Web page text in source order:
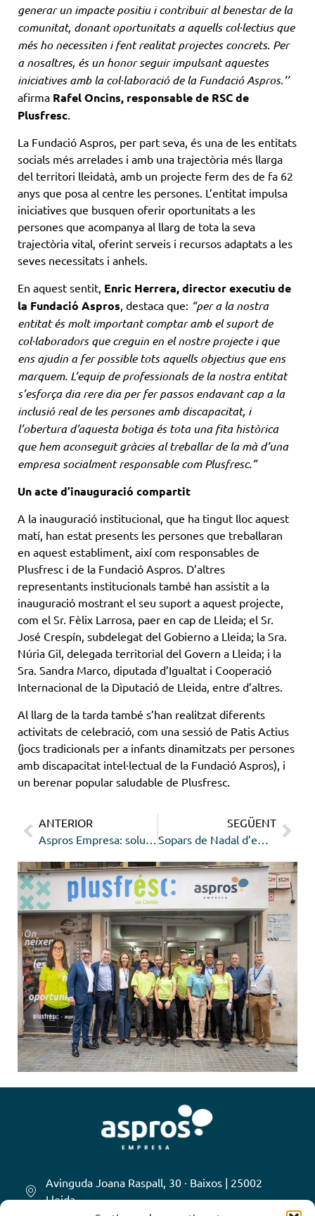
generar un impacte positiu i contribuir al benestar de la
comunitat, donant oportunitats a aquells col·lectius que
més ho necessiten i fent realitat projectes concrets. Per
a nosaltres, és un honor seguir impulsant aquestes
iniciatives amb la col·laboració de la Fundació Aspros.’’
afirma Rafel Oncins, responsable de RSC de
Plusfresc
La Fundació Aspros, per part seva, és una de les entitats
socials més arrelades i amb una trajectòria més llarga
del territori lleidatà, amb un projecte ferm des de fa 62
anys que posa al centre les persones. L’entitat impulsa
iniciatives que busquen oferir oportunitats a les
persones que acompanya al llarg de tota la seva
trajectòria vital, oferint serveis i recursos adaptats a les
seves necessitats i anhels.
En aquest sentit, Enric Herrera, director executiu de
la Fundació Aspros , destaca que: “per a la nostra
entitat és molt important comptar amb el suport de
col·laboradors que creguin en el nostre projecte i que
ens ajudin a fer possible tots aquells objectius que ens
marquem. L’equip de professionals de la nostra entitat
s’esforça dia rere dia per fer passos endavant cap a la
inclusió real de les persones amb discapacitat, i
l’obertura d’aquesta botiga és tota una fita històrica
que hem aconseguit gràcies al treballar de la mà d’una
empresa socialment responsable com Plusfresc.”
Un acte d’inauguració compartit
A la inauguració institucional, que ha tingut lloc aquest
matí, han estat presents les persones que treballaran
en aquest establiment, així com responsables de
Plusfresc i de la Fundació Aspros. D’altres
representants institucionals també han assistit a la
inauguració mostrant el seu suport a aquest projecte,
com el Sr. Fèlix Larrosa, paer en cap de Lleida; el Sr.
José Crespín, subdelegat del Gobierno a Lleida; la Sra.
Núria Gil, delegada territorial del Govern a Lleida; i la
Sra. Sandra Marco, diputada d’Igualtat i Cooperació
Internacional de la Diputació de Lleida, entre d’altres.
Al llarg de la tarda també s’han realitzat diferents
activitats de celebració, com una sessió de Patis Actius
(jocs tradicionals per a infants dinamitzats per persones
amb discapacitat intel·lectual de la Fundació Aspros), i
un berenar popular saludable de Plusfresc.
ANTERIOR
Aspros Empresa: solucions integrals per a l’empresa
SEGÜENT
Sopars de Nadal d’empresa amb Moments by Aspros
Avinguda Joana Raspall, 30 · Baixos | 25002
Lleida